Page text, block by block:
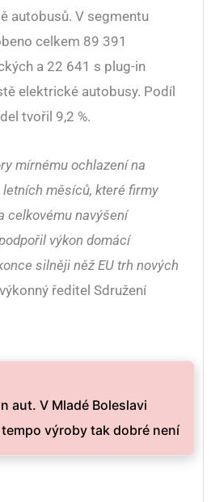
autobusů. V segmentu
celkem 89 391
a 22 641 s plug-in
elektrické autobusy. Podíl
tvořil 9,2 %.
mírnému ochlazení na
měsíců, které firmy
celkovému navýšení
výkon domácí
silněji něž EU trh nových
ředitel Sdružení
aut. V Mladé Boleslavi
výroby tak dobré není